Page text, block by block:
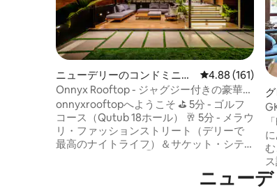
ニューデリーのコンドミニア
ム
レビュー161件
4.88 (161)
Onnyx Rooftop - ジャグジー付きの豪華な
ペントハウス
onnyxrooftopへようこそ ⛳️ 5分 - ゴルフ
コース（Qutub 18ホール） 🥂 5分 - メラウ
リ・ファッションストリート（デリーで
最高のナイトライフ）＆サケット・シテ
ロ 🛜 300Mbps - Wi-Fi 😇 空気清浄機4台 -
H13/HEPA 🧺 毎日の清掃と清潔なタオル
ン
ニュー